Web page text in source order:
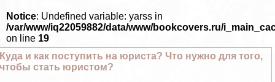
Notice: Undefined variable: yarss in
/var/www/iq22059882/data/www/bookcovers.ru/
on line 19
Куда и как поступить на юриста? Что нужно для того,
чтобы стать юристом?